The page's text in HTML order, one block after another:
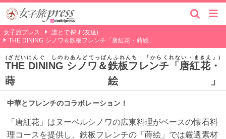
女子旅プレス
誰とで探す(友達)
THE DINING シノワ＆鉄板フレンチ「唐紅花・蒔絵」
THE DINING シノワ＆鉄板フレンチ「唐紅花・
蒔絵」
ざだいにんぐ しのわあんどてっぱんふれんち 「からくれない・まきえ」
中華とフレンチのコラボレーション！
「唐紅花」はヌーベルシノワの広東料理がベースの懐石料
理コースを提供し、鉄板フレンチの「蒔絵」では厳選素材